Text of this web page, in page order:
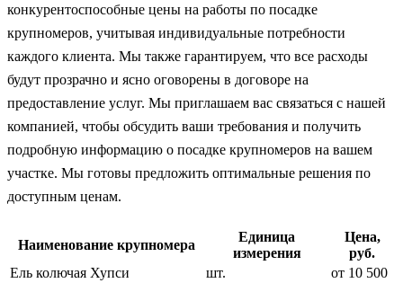
конкурентоспособные цены на работы по посадке
крупномеров, учитывая индивидуальные потребности
каждого клиента. Мы также гарантируем, что все расходы
будут прозрачно и ясно оговорены в договоре на
предоставление услуг. Мы приглашаем вас связаться с нашей
компанией, чтобы обсудить ваши требования и получить
подробную информацию о посадке крупномеров на вашем
участке. Мы готовы предложить оптимальные решения по
доступным ценам.
Наименование крупномера
Единица
измерения
Цена,
руб.
Ель колючая Хупси
шт.
от 10 500